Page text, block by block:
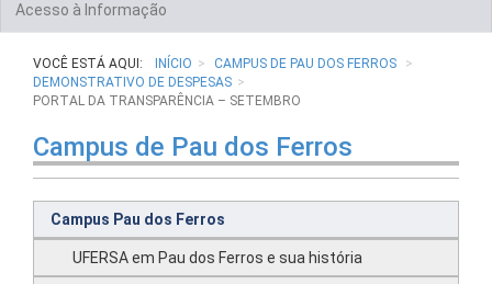
Acesso à Informação
VOCÊ ESTÁ AQUI: INÍCIO
CAMPUS DE PAU DOS FERROS
DEMONSTRATIVO DE DESPESAS
PORTAL DA TRANSPARÊNCIA – SETEMBRO
Campus de Pau dos Ferros
Campus Pau dos Ferros
UFERSA em Pau dos Ferros e sua história